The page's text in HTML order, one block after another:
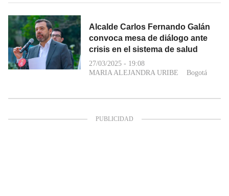
Alcalde Carlos Fernando Galán
convoca mesa de diálogo ante
crisis en el sistema de salud
27/03/2025 - 19:08
MARIA ALEJANDRA URIBE
Bogotá